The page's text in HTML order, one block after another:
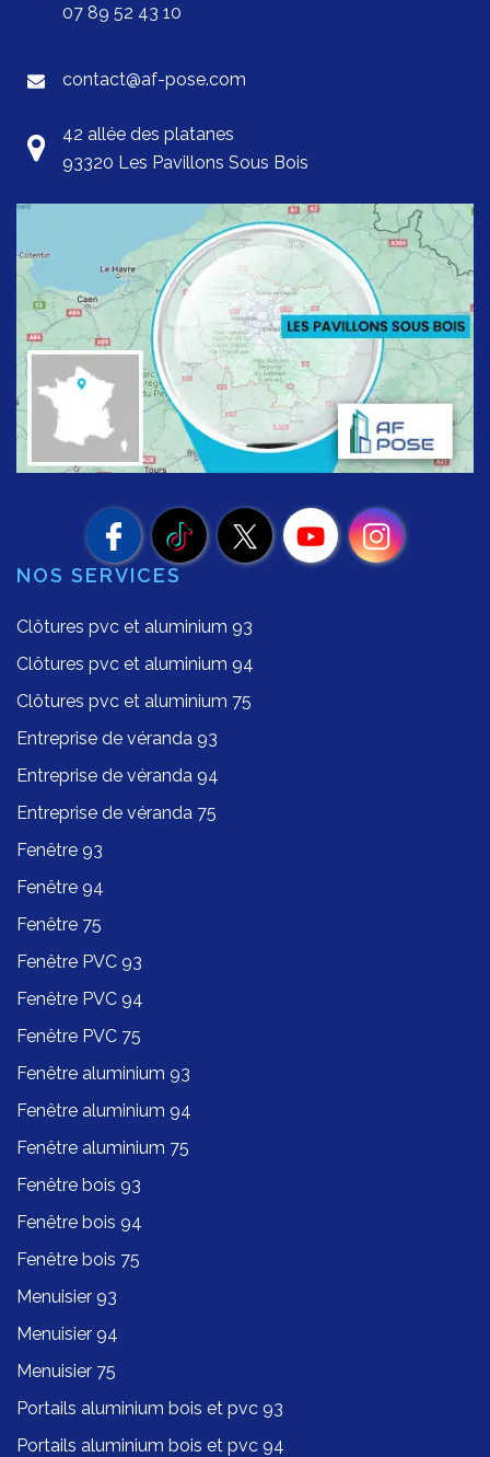
07 89 52 43 10
contact@af-pose.com
42 allée des platanes
93320 Les Pavillons Sous Bois
NOS SERVICES
Clôtures pvc et aluminium 93
Clôtures pvc et aluminium 94
Clôtures pvc et aluminium 75
Entreprise de véranda 93
Entreprise de véranda 94
Entreprise de véranda 75
Fenêtre 93
Fenêtre 94
Fenêtre 75
Fenêtre PVC 93
Fenêtre PVC 94
Fenêtre PVC 75
Fenêtre aluminium 93
Fenêtre aluminium 94
Fenêtre aluminium 75
Fenêtre bois 93
Fenêtre bois 94
Fenêtre bois 75
Menuisier 93
Menuisier 94
Menuisier 75
Portails aluminium bois et pvc 93
Portails aluminium bois et pvc 94